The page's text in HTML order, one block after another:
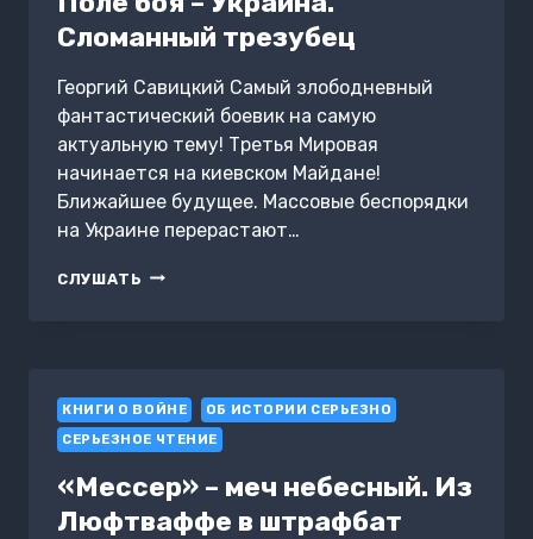
Сломанный трезубец
Георгий Савицкий Самый злободневный
фантастический боевик на самую
актуальную тему! Третья Мировая
начинается на киевском Майдане!
Ближайшее будущее. Массовые беспорядки
на Украине перерастают…
СЛУШАТЬ ПОЛЕ
КНИГИ О ВОЙНЕ
ОБ ИСТОРИИ СЕРЬЕЗНО
СЕРЬЕЗНОЕ ЧТЕНИЕ
«Мессер» – меч небесный. Из
Люфтваффе в штрафбат